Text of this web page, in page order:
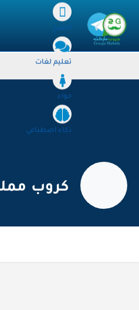
الطبخ
تعليم لغات
حواء
ذكاء اصطناعي
كروب